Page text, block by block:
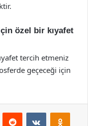
özel bir kıyafet
tercih etmeniz
geçeceği için
Reddit VKontakte